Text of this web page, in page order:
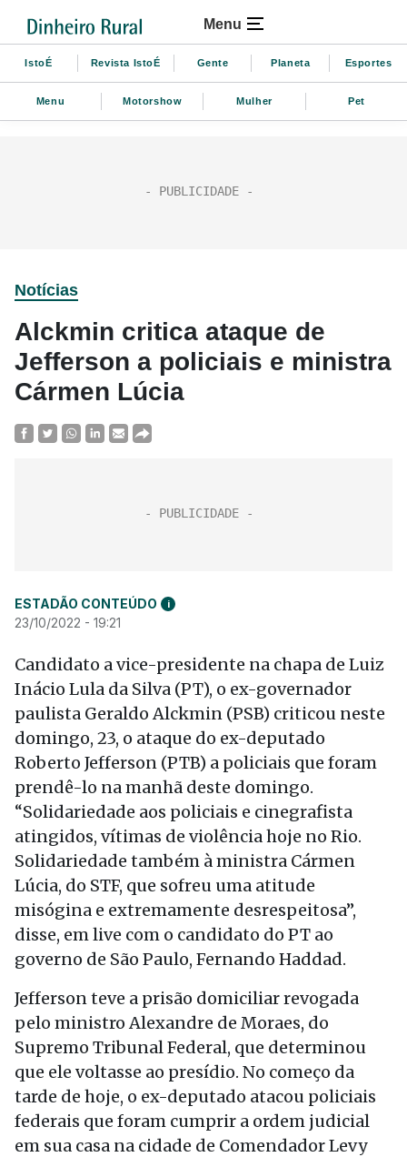
Menu
IstoÉ Revista IstoÉ Gente Planeta Esportes
Menu Motorshow Mulher Pet
Notícias
Alckmin critica ataque de
Jefferson a policiais e ministra
Cármen Lúcia
ESTADÃO CONTEÚDO i
23/10/2022 - 19:21
Candidato a vice-presidente na chapa de Luiz
Inácio Lula da Silva (PT), o ex-governador
paulista Geraldo Alckmin (PSB) criticou neste
domingo, 23, o ataque do ex-deputado
Roberto Jefferson (PTB) a policiais que foram
prendê-lo na manhã deste domingo.
“Solidariedade aos policiais e cinegrafista
atingidos, vítimas de violência hoje no Rio.
Solidariedade também à ministra Cármen
Lúcia, do STF, que sofreu uma atitude
misógina e extremamente desrespeitosa”,
disse, em live com o candidato do PT ao
governo de São Paulo, Fernando Haddad.
Jefferson teve a prisão domiciliar revogada
pelo ministro Alexandre de Moraes, do
Supremo Tribunal Federal, que determinou
que ele voltasse ao presídio. No começo da
tarde de hoje, o ex-deputado atacou policiais
federais que foram cumprir a ordem judicial
em sua casa na cidade de Comendador Levy